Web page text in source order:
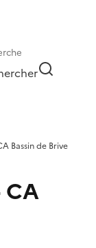
Bassin de Brive